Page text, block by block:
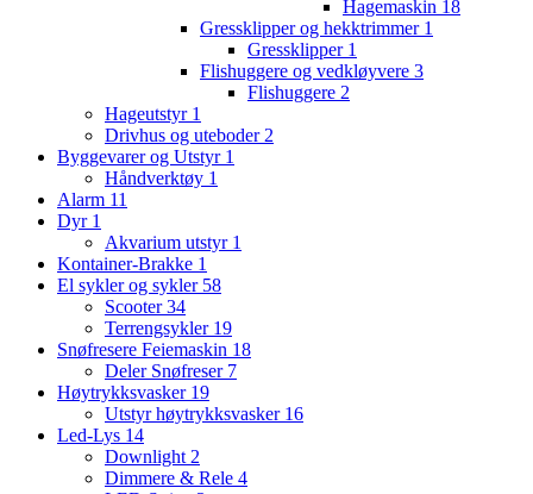
Hagemaskin 18
Gressklipper og hekktrimmer 1
Gressklipper 1
Flishuggere og vedkløyvere 3
Flishuggere 2
Hageutstyr 1
Drivhus og uteboder 2
Byggevarer og Utstyr 1
Håndverktøy 1
Alarm 11
Dyr 1
Akvarium utstyr 1
Kontainer-Brakke 1
El sykler og sykler 58
Scooter34
Terrengsykler 19
Snøfresere Feiemaskin 18
Deler Snøfreser 7
Høytrykksvasker 19
Utstyr høytrykksvasker 16
Led-Lys 14
Downlight 2
Dimmere & Rele 4